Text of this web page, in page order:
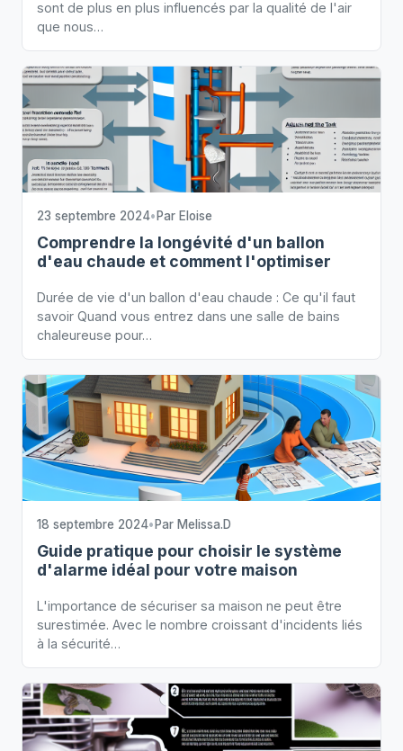
sont de plus en plus influencés par la qualité de l'air
que nous…
23 septembre 2024• Par Eloise
Comprendre la longévité d'un ballon
d'eau chaude et comment l'optimiser
Durée de vie d'un ballon d'eau chaude : Ce qu'il faut
savoir Quand vous entrez dans une salle de bains
chaleureuse pour…
18 septembre 2024• Par Melissa.D
Guide pratique pour choisir le système
d'alarme idéal pour votre maison
L'importance de sécuriser sa maison ne peut être
surestimée. Avec le nombre croissant d'incidents liés
à la sécurité…